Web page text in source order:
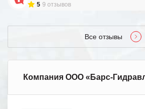
5 9 отзывов
Все отзывы
Компания ООО «Барс-